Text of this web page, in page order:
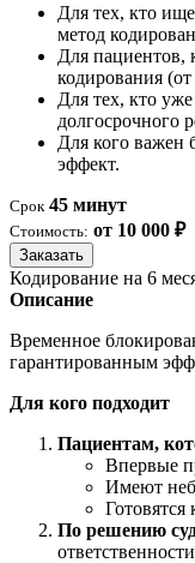
Для тех, кто
метод
Для пациентов,
кодирования
Для тех, кто
долгосрочного
Для кого важен
эффект.
Срок 45 минут
Стоимость: от 10 000 ₽
Заказать
Кодирование на 6
Описание
Временное
гарантированным
Для кого подходит
Пациентам,
Впервые
Имеют
По решению